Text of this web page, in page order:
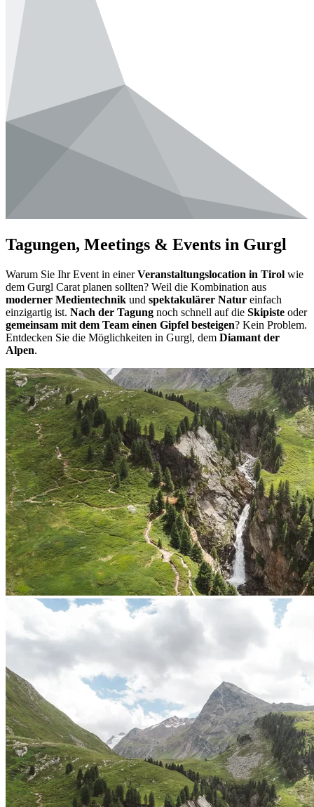
Tagungen, Meetings & Events in Gurgl
Warum Sie Ihr Event in einerVeranstaltungslocation in Tirol wie
dem Gurgl Carat planen sollten? Weil die Kombination aus
moderner Medientechnik und spektakulärer Natur einfach
einzigartig ist. Nach der Tagung noch schnell auf die Skipiste oder
gemeinsam mit dem Team einen Gipfel besteigen? Kein Problem.
Entdecken Sie die Möglichkeiten in Gurgl, dem Diamant der
Alpen.